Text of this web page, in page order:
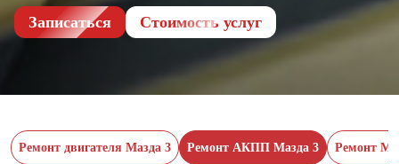
Записаться Cтоимость услуг
Ремонт двигателя Мазда 3 Ремонт АКПП Мазда 3 Ремонт